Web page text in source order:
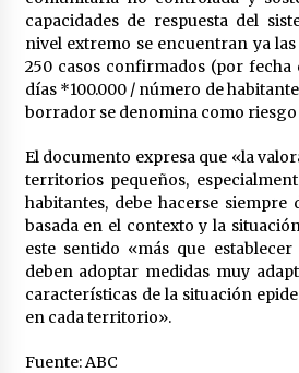
capacidades de respuesta del
nivel extremo se encuentran ya
250 casos confirmados (por fecha
días *100.000 / número de
borrador se denomina como
El documento expresa que «la
territorios pequeños,
habitantes, debe hacerse
basada en el contexto y la
este sentido «más que
deben adoptar medidas muy
características de la situación
en cada territorio».
Fuente: ABC